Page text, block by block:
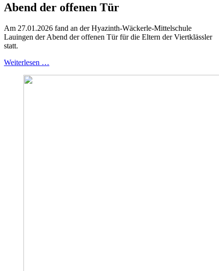
Abend der offenen Tür
Am 27.01.2026 fand an der Hyazinth-Wäckerle-Mittelschule
Lauingen der Abend der offenen Tür für die Eltern der Viertklässler
statt.
Weiterlesen …